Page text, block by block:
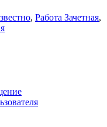
, Работа Зачетная,